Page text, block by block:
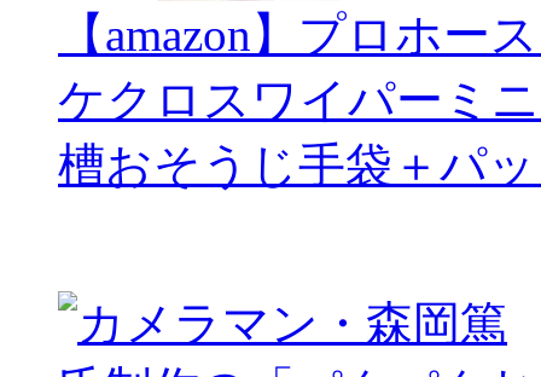
【amazon】プロホー
ケクロスワイパーミ
槽おそうじ手袋＋パ